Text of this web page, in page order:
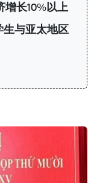
增长10%以上
生与亚太地区